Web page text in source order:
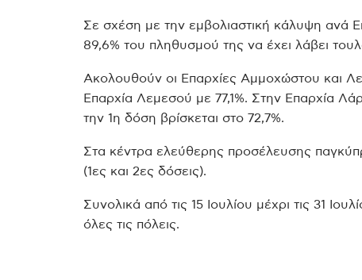
Σε σχέση με την εμβολιαστική κάλυψη ανά
89,6% του πληθυσμού της να έχει λάβει
Ακολουθούν οι Επαρχίες Αμμοχώστου και
Επαρχία Λεμεσού με 77,1%. Στην Επαρχία
την 1η δόση βρίσκεται στο 72,7%.
Στα κέντρα ελεύθερης προσέλευσης
(1ες και 2ες δόσεις).
Συνολικά από τις 15 Ιουλίου μέχρι τις 31
όλες τις πόλεις.